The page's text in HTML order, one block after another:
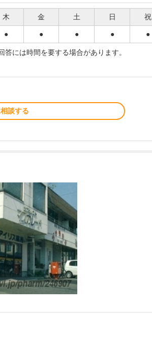
木 金 土 日 祝
● ● ● ● ●
には時間を要する場合があります。
談する